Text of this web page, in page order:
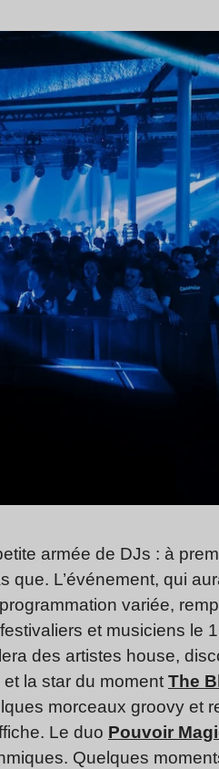
armée de DJs : à
que. L’événement, qui
variée,
et musiciens le
des artistes house,
et la star du moment The
morceaux groovy et
Le duo Pouvoir
Quelques